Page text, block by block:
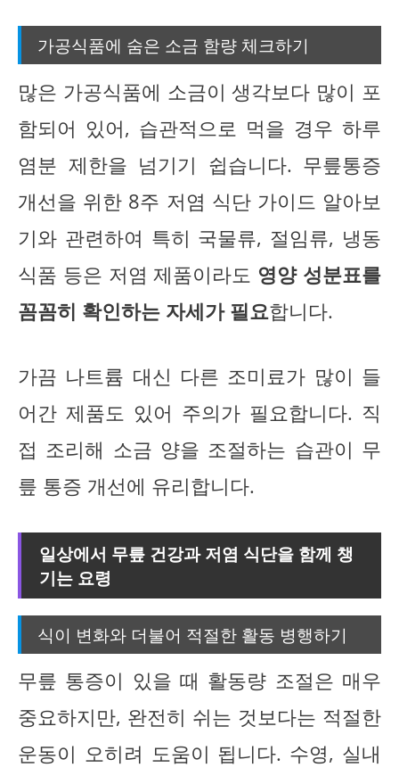
가공식품에 숨은 소금 함량 체크하기
많은 가공식품에 소금이 생각보다 많이 포
함되어 있어, 습관적으로 먹을 경우 하루
염분 제한을 넘기기 쉽습니다. 무릎통증
개선을 위한 8주 저염 식단 가이드 알아보
기와 관련하여 특히 국물류, 절임류, 냉동
식품 등은 저염 제품이라도 영양 성분표를
꼼꼼히 확인하는 자세가 필요합니다.
가끔 나트륨 대신 다른 조미료가 많이 들
어간 제품도 있어 주의가 필요합니다. 직
접 조리해 소금 양을 조절하는 습관이 무
릎 통증 개선에 유리합니다.
일상에서 무릎 건강과 저염 식단을 함께 챙
기는 요령
식이 변화와 더불어 적절한 활동 병행하기
무릎 통증이 있을 때 활동량 조절은 매우
중요하지만, 완전히 쉬는 것보다는 적절한
운동이 오히려 도움이 됩니다. 수영, 실내